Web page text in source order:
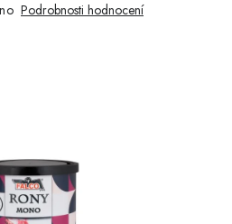
Podrobnosti hodnocení